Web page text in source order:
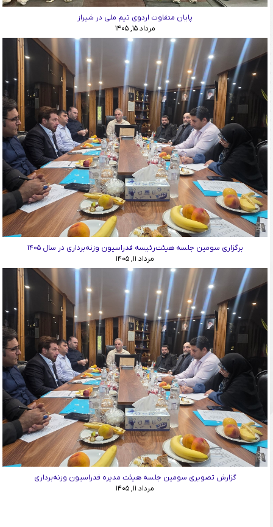
پایان متفاوت اردوی تیم ملی در شیراز
مرداد ۱۵, ۱۴۰۵
برگزاری سومین جلسه هیئت‌رئیسه فدراسیون وزنه‌برداری در سال ۱۴۰۵
مرداد ۱۱, ۱۴۰۵
گزارش تصویری سومین جلسه هیئت مدیره فدراسیون وزنه‌برداری
مرداد ۱۱, ۱۴۰۵